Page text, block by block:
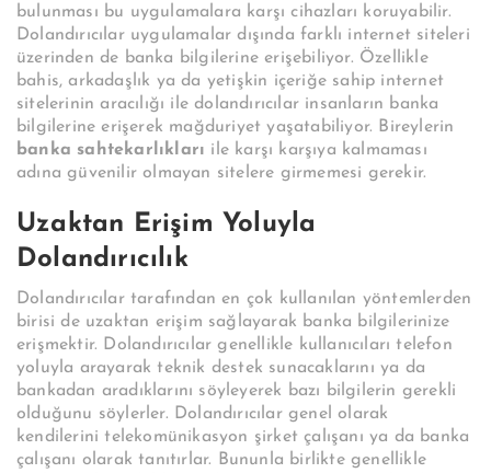
bulunması bu uygulamalara karşı cihazları koruyabilir.
Dolandırıcılar uygulamalar dışında farklı internet siteleri
üzerinden de banka bilgilerine erişebiliyor. Özellikle
bahis, arkadaşlık ya da yetişkin içeriğe sahip internet
sitelerinin aracılığı ile dolandırıcılar insanların banka
bilgilerine erişerek mağduriyet yaşatabiliyor. Bireylerin
banka sahtekarlıkları ile karşı karşıya kalmaması
adına güvenilir olmayan sitelere girmemesi gerekir.
Uzaktan Erişim Yoluyla
Dolandırıcılık
Dolandırıcılar tarafından en çok kullanılan yöntemlerden
birisi de uzaktan erişim sağlayarak banka bilgilerinize
erişmektir. Dolandırıcılar genellikle kullanıcıları telefon
yoluyla arayarak teknik destek sunacaklarını ya da
bankadan aradıklarını söyleyerek bazı bilgilerin gerekli
olduğunu söylerler. Dolandırıcılar genel olarak
kendilerini telekomünikasyon şirket çalışanı ya da banka
çalışanı olarak tanıtırlar. Bununla birlikte genellikle